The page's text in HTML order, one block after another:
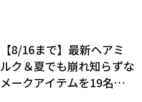
【8/16まで】最新ヘアミ
ルク＆夏でも崩れ知らずな
メークアイテムを19名様